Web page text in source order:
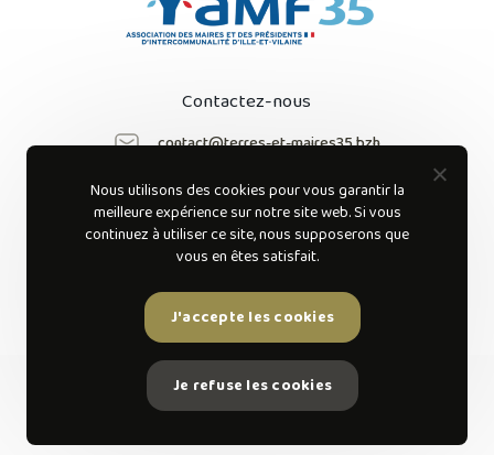
Contactez-nous
contact@terres-et-maires35.bzh
Suivez-nous sur
les réseaux sociaux
AMF 35 © 2022 Tous droits réservés.
Mentions légales
Nous utilisons des cookies pour vous garantir la
meilleure expérience sur notre site web. Si vous
continuez à utiliser ce site, nous supposerons que
vous en êtes satisfait.
J'accepte les cookies
Je refuse les cookies